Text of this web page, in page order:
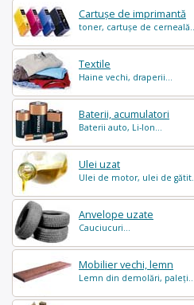
Cartușe de imprimantă
toner, cartușe de cerneală...
Textile
Haine vechi, draperii...
Baterii, acumulatori
Baterii auto, Li-Ion...
Ulei uzat
Ulei de motor, ulei de gătit...
Anvelope uzate
Cauciucuri...
Mobilier vechi, lemn
Lemn din demolări, paleți...